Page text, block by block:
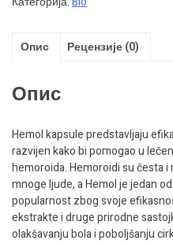
Опис Рецензије (0)
Опис
Hemol kapsule predstavljaju
razvijen kako bi pomogao u
hemoroida. Hemoroidi su česta
mnoge ljude, a Hemol je jedan
popularnost zbog svoje
ekstrakte i druge prirodne
olakšavanju bola i poboljšanju